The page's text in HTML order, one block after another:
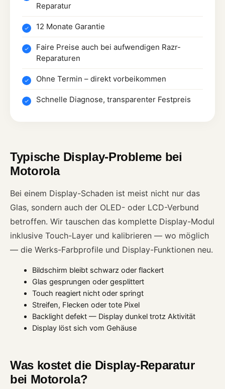
Reparatur
12 Monate Garantie
Faire Preise auch bei aufwendigen Razr-
Reparaturen
Ohne Termin – direkt vorbeikommen
Schnelle Diagnose, transparenter Festpreis
Typische Display-Probleme bei
Motorola
Bei einem Display-Schaden ist meist nicht nur das
Glas, sondern auch der OLED- oder LCD-Verbund
betroffen. Wir tauschen das komplette Display-Modul
inklusive Touch-Layer und kalibrieren — wo möglich
— die Werks-Farbprofile und Display-Funktionen neu.
Bildschirm bleibt schwarz oder flackert
Glas gesprungen oder gesplittert
Touch reagiert nicht oder springt
Streifen, Flecken oder tote Pixel
Backlight defekt — Display dunkel trotz Aktivität
Display löst sich vom Gehäuse
Was kostet die Display-Reparatur
bei Motorola?